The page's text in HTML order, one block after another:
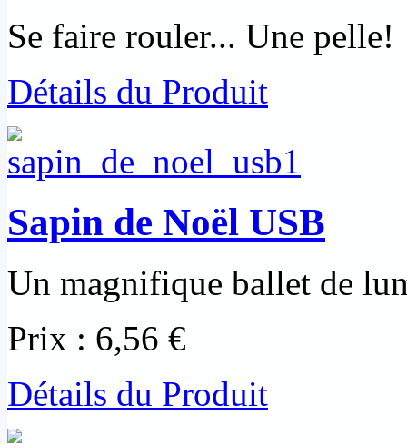
Se faire rouler... Une pelle!
Détails du Produit
Sapin de Noël USB
Un magnifique ballet de
Prix : 6,56 €
Détails du Produit